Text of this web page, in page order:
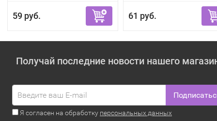
59 руб. 61 руб.
Получай последние новости нашего
Я согласен на обработку персональных данных